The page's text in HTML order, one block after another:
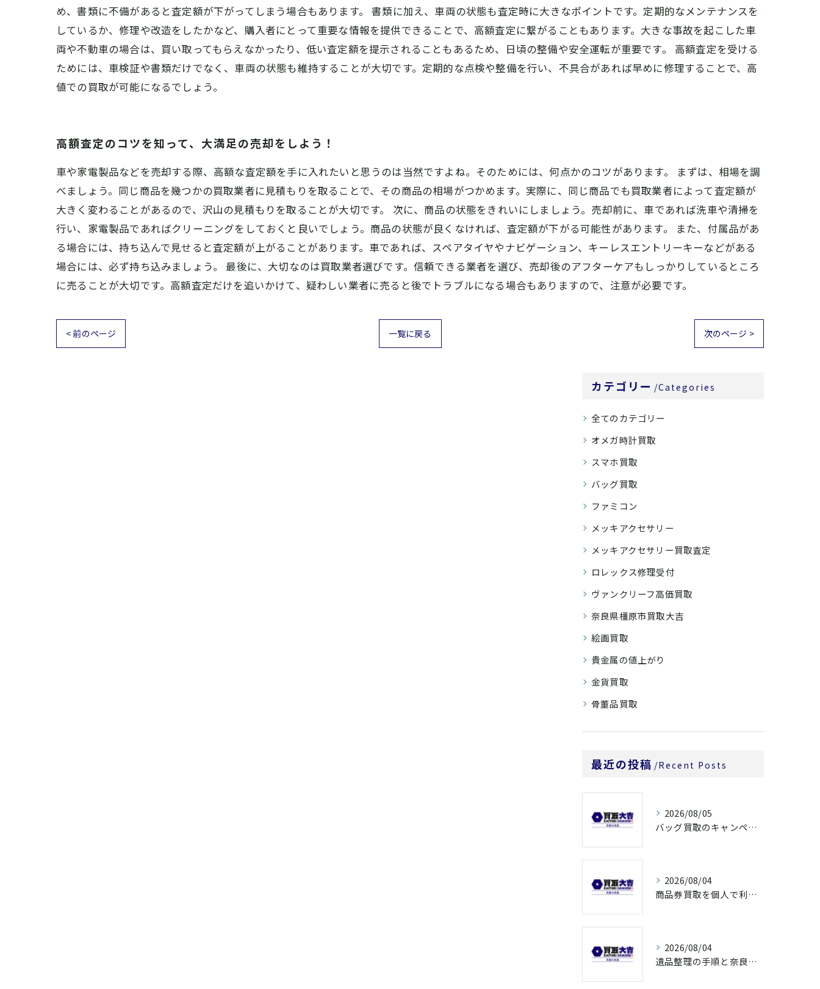
め、書類に不備があると査定額が下がってしまう場合もあります。 書類に加え、車両の状態も査定時に大きなポイントです。定期的なメンテナンスを
しているか、修理や改造をしたかなど、購入者にとって重要な情報を提供できることで、高額査定に繋がることもあります。大きな事故を起こした車
両や不動車の場合は、買い取ってもらえなかったり、低い査定額を提示されることもあるため、日頃の整備や安全運転が重要です。 高額査定を受ける
ためには、車検証や書類だけでなく、車両の状態も維持することが大切です。定期的な点検や整備を行い、不具合があれば早めに修理することで、高
値での買取が可能になるでしょう。
高額査定のコツを知って、大満足の売却をしよう！
車や家電製品などを売却する際、高額な査定額を手に入れたいと思うのは当然ですよね。そのためには、何点かのコツがあります。 まずは、相場を調
べましょう。同じ商品を幾つかの買取業者に見積もりを取ることで、その商品の相場がつかめます。実際に、同じ商品でも買取業者によって査定額が
大きく変わることがあるので、沢山の見積もりを取ることが大切です。 次に、商品の状態をきれいにしましょう。売却前に、車であれば洗車や清掃を
行い、家電製品であればクリーニングをしておくと良いでしょう。商品の状態が良くなければ、査定額が下がる可能性があります。 また、付属品があ
る場合には、持ち込んで見せると査定額が上がることがあります。車であれば、スペアタイヤやナビゲーション、キーレスエントリーキーなどがある
場合には、必ず持ち込みましょう。 最後に、大切なのは買取業者選びです。信頼できる業者を選び、売却後のアフターケアもしっかりしているところ
に売ることが大切です。高額査定だけを追いかけて、疑わしい業者に売ると後でトラブルになる場合もありますので、注意が必要です。
< 前のページ 一覧に戻る 次のページ >
カテゴリー Categories
全てのカテゴリー
オメガ時計買取
スマホ買取
バッグ買取
ファミコン
メッキアクセサリー
メッキアクセサリー買取査定
ロレックス修理受付
ヴァンクリーフ高価買取
奈良県橿原市買取大吉
絵画買取
貴金属の値上がり
金貨買取
骨董品買取
最近の投稿 Recent Posts
2026/08/05
バッグ買取のキャンペーンで奈良県橿原市でお得に売るための条件と注意点徹底ガイド
2026/08/04
商品券買取を個人で利用する際の奈良県橿原市で知っておきたい高換金ポイント
2026/08/04
遺品整理の手順と奈良県橿原市で無駄なく片付ける方法とごみ処分ポイント